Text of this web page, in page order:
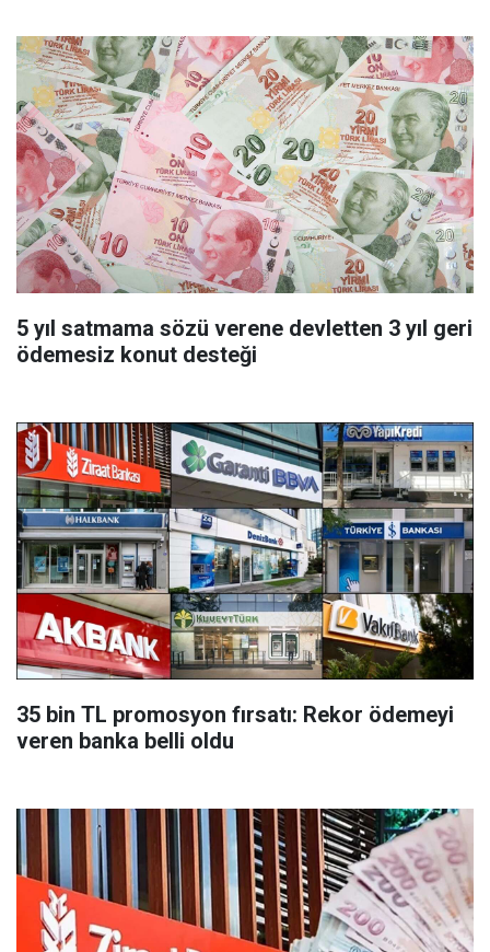
5 yıl satmama sözü verene devletten 3 yıl geri
ödemesiz konut desteği
35 bin TL promosyon fırsatı: Rekor ödemeyi
veren banka belli oldu